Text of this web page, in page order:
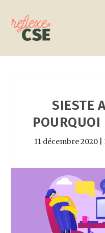
SIESTE
POURQUOI
11 décembre 2020